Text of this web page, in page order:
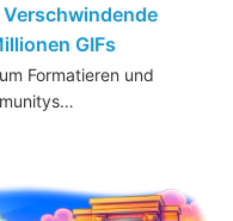
GIFs
Formatieren und